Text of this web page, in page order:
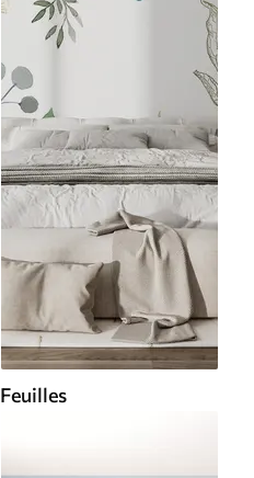
Feuilles